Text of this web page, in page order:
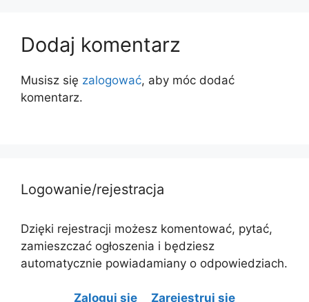
Dodaj komentarz
Musisz się zalogować, aby móc dodać
komentarz.
Logowanie/rejestracja
Dzięki rejestracji możesz komentować, pytać,
zamieszczać ogłoszenia i będziesz
automatycznie powiadamiany o odpowiedziach.
Zaloguj się Zarejestruj się